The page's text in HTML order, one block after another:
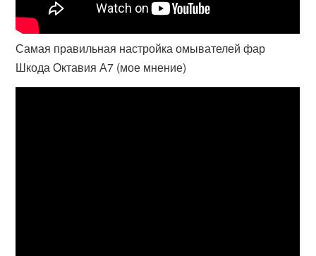
Самая правильная настройка омывателей фар
Шкода Октавия А7 (мое мнение)